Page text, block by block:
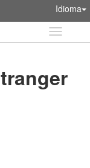
Idioma
Idioma